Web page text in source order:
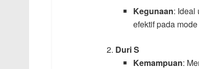
Kegunaan: Ideal
efektif pada
Duri S
Kemampuan: